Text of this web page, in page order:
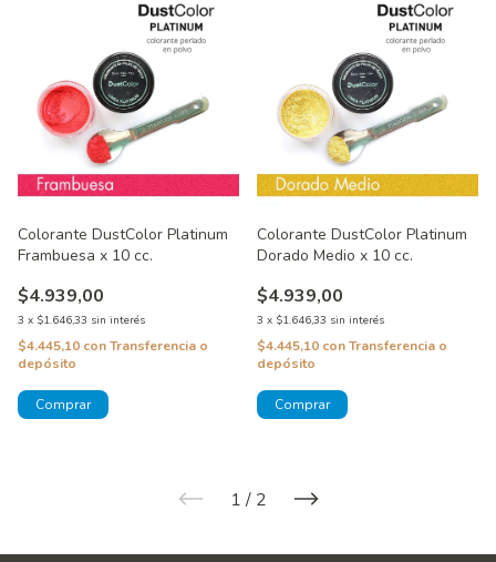
Colorante DustColor Platinum
Frambuesa x 10 cc.
$4.939,00
3 x $1.646,33 sin interés
$4.445,10 conTransferencia o
depósito
Colorante DustColor Platinum
Dorado Medio x 10 cc.
$4.939,00
3 x $1.646,33 sin interés
$4.445,10 conTransferencia o
depósito
1 / 2